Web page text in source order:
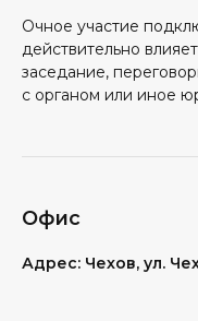
Очное участие
действительно
заседание,
с органом или иное
Офис
Адрес: Чехов, ул.